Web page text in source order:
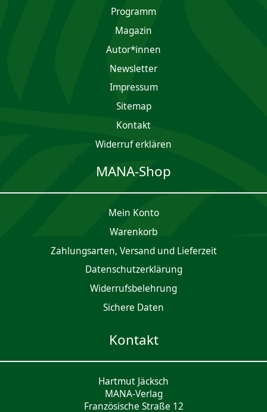
Programm
Magazin
Autor*innen
Newsletter
Impres­sum
Sitemap
Kontakt
Widerruf erklären
MANA-Shop
Mein Konto
Waren­korb
Zahlungsarten, Versand und Lieferzeit
Daten­schutz­er­klärung
Widerrufsbelehrung
Sichere Daten
Kontakt
Hartmut Jäcksch
MANA-Verlag
Französische Straße 12